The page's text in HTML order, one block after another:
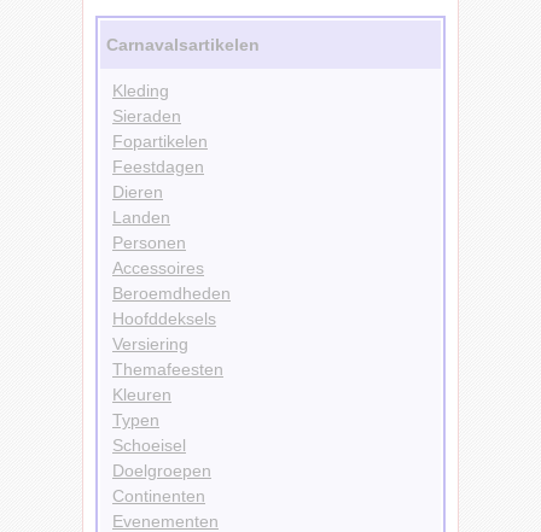
Carnavalsartikelen
Kleding
Sieraden
Fopartikelen
Feestdagen
Dieren
Landen
Personen
Accessoires
Beroemdheden
Hoofddeksels
Versiering
Themafeesten
Kleuren
Typen
Schoeisel
Doelgroepen
Continenten
Evenementen